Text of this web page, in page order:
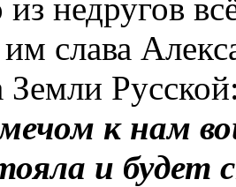
недругов
слава
Земли
к нам
и будет